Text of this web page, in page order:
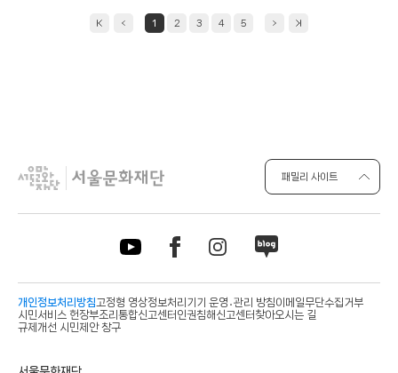
1 2 3 4 5
패밀리 사이트
개인정보처리방침고정형 영상정보처리기기 운영․관리 방침이메일무단수집거부
시민서비스 헌장부조리통합신고센터 인권침해신고센터 찾아오시는 길
규제개선 시민제안 창구